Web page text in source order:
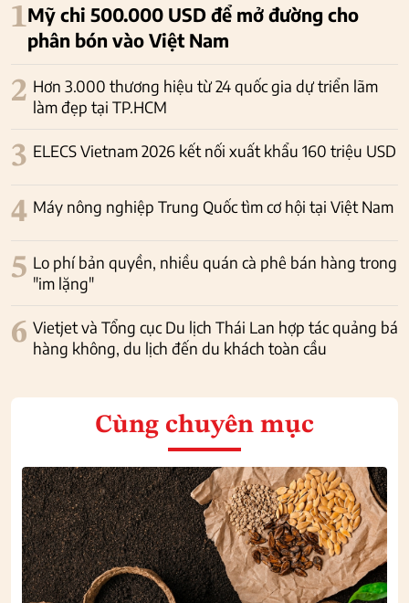
1Mỹ chi 500.000 USD để mở đường cho
phân bón vào Việt Nam
2 Hơn 3.000 thương hiệu từ 24 quốc gia dự triển lãm
làm đẹp tại TP.HCM
3 ELECS Vietnam 2026 kết nối xuất khẩu 160 triệu USD
4 Máy nông nghiệp Trung Quốc tìm cơ hội tại Việt Nam
5 Lo phí bản quyền, nhiều quán cà phê bán hàng trong
"im lặng"
6 Vietjet và Tổng cục Du lịch Thái Lan hợp tác quảng bá
hàng không, du lịch đến du khách toàn cầu
Cùng chuyên mục